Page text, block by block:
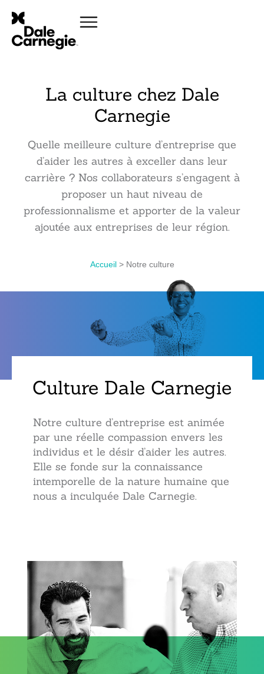
La culture chez Dale
Carnegie
Quelle meilleure culture d’entreprise que
d’aider les autres à exceller dans leur
carrière ? Nos collaborateurs s’engagent à
proposer un haut niveau de
professionnalisme et apporter de la valeur
ajoutée aux entreprises de leur région.
Accueil> Notre culture
Culture Dale Carnegie
Notre culture d’entreprise est animée
par une réelle compassion envers les
individus et le désir d’aider les autres.
Elle se fonde sur la connaissance
intemporelle de la nature humaine que
nous a inculquée Dale Carnegie.